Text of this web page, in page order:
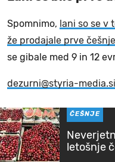
Spomnimo, lani so se v
že prodajale prve
se gibale med 9 in 12
dezurni@styria-media.si
ČEŠNJE
letošnje